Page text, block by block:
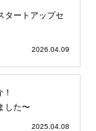
タートアップセ
2026.04.09
した〜
2025.04.08